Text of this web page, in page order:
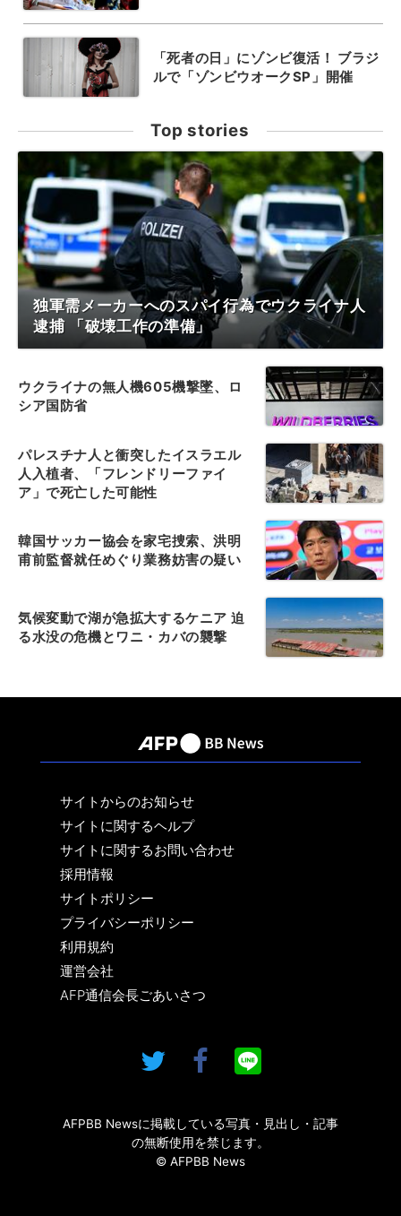
「死者の日」にゾンビ復活！ ブラジ
ルで「ゾンビウオークSP」開催
Top stories
独軍需メーカーへのスパイ行為でウクライナ人
逮捕 「破壊工作の準備」
ウクライナの無人機605機撃墜、ロ
シア国防省
パレスチナ人と衝突したイスラエル
人入植者、「フレンドリーファイ
ア」で死亡した可能性
韓国サッカー協会を家宅捜索、洪明
甫前監督就任めぐり業務妨害の疑い
気候変動で湖が急拡大するケニア 迫
る水没の危機とワニ・カバの襲撃
サイトからのお知らせ
サイトに関するヘルプ
サイトに関するお問い合わせ
採用情報
サイトポリシー
プライバシーポリシー
利用規約
運営会社
AFP通信会長ごあいさつ
AFPBB Newsに掲載している写真・見出し・記事
の無断使用を禁じます。
© AFPBB News